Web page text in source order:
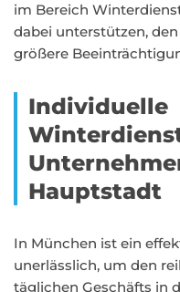
im Bereich
dabei unterstützen,
größere
Individuelle
Hauptstadt
In München ist ein
unerlässlich, um den
täglichen Geschäfts in